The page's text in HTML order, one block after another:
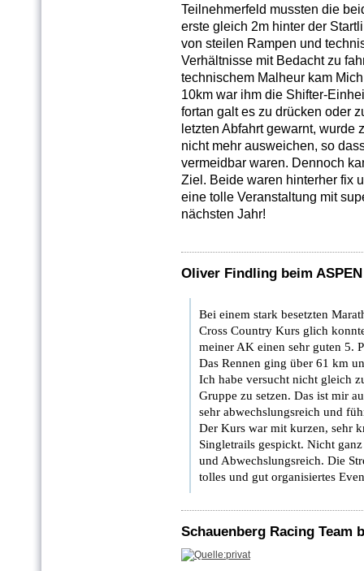
Teilnehmerfeld mussten die
erste gleich 2m hinter der
von steilen Rampen und
Verhältnisse mit Bedacht zu
technischem Malheur kam
10km war ihm die Shifter-
fortan galt es zu drücken oder
letzten Abfahrt gewarnt, wurde
nicht mehr ausweichen, so
vermeidbar waren. Dennoch
Ziel. Beide waren hinterher fix
eine tolle Veranstaltung mit
nächsten Jahr!
Oliver Findling beim
Bei einem stark besetzten
Cross Country Kurs glich
meiner AK einen sehr guten 5.
Das Rennen ging über 61 km
Ich habe versucht nicht gleich
Gruppe zu setzen. Das ist mir
sehr abwechslungsreich und
Der Kurs war mit kurzen, sehr
Singletrails gespickt. Nicht
und Abwechslungsreich. Die
tolles und gut organisiertes
Schauenberg Racing Team